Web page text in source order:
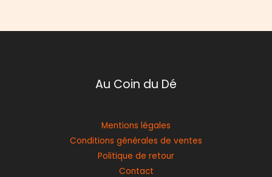
Au Coin du Dé
Mentions légales
Conditions générales de ventes
Politique de retour
Contact